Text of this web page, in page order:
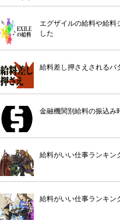
エグザイルの給料や給料
した
給料差し押さえされるパ
金融機関別給料の振込み
給料がいい仕事ランキン
給料がいい仕事ランキン